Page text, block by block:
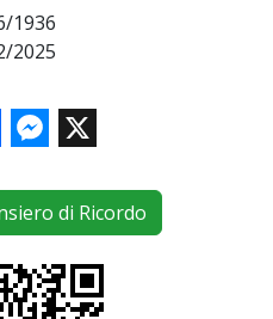
1936
2025
Messenger
X
di Ricordo